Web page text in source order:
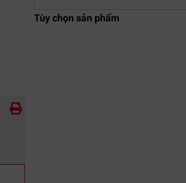
Tùy chọn sản phẩm